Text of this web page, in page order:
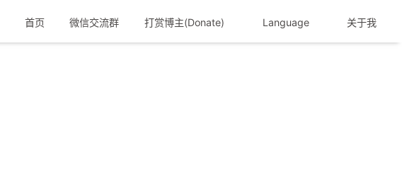
首页 微信交流群 打赏博主(Donate) Language 关于我